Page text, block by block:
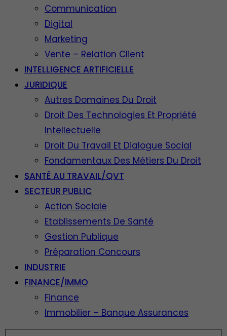
Communication
Digital
Marketing
Vente – Relation Client
INTELLIGENCE ARTIFICIELLE
JURIDIQUE
Autres Domaines Du Droit
Droit Des Technologies Et Propriété
Intellectuelle
Droit Du Travail Et Dialogue Social
Fondamentaux Des Métiers Du Droit
SANTÉ AU TRAVAIL/QVT
SECTEUR PUBLIC
Action Sociale
Etablissements De Santé
Gestion Publique
Préparation Concours
INDUSTRIE
FINANCE/IMMO
Finance
Immobilier – Banque Assurances